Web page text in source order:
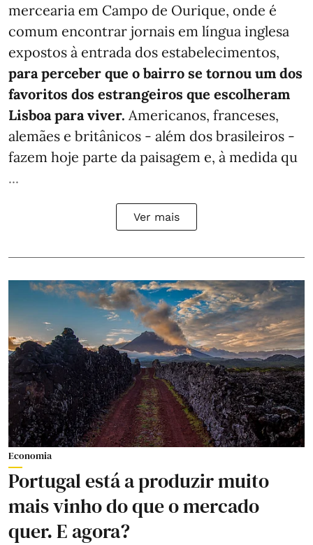
mercearia em Campo de Ourique, onde é
comum encontrar jornais em língua inglesa
expostos à entrada dos estabelecimentos,
para perceber que o bairro se tornou um dos
favoritos dos estrangeiros que escolheram
Lisboa para viver. Americanos, franceses,
alemães e britânicos - além dos brasileiros -
fazem hoje parte da paisagem e, à medida qu
...
Ver mais
Economia
Portugal está a produzir muito
mais vinho do que o mercado
quer. E agora?